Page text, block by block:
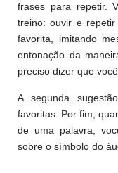
frases para repetir.
treino: ouvir e
favorita, imitando
entonação da
preciso dizer que
A segunda
favoritas. Por fim,
de uma palavra,
sobre o símbolo do